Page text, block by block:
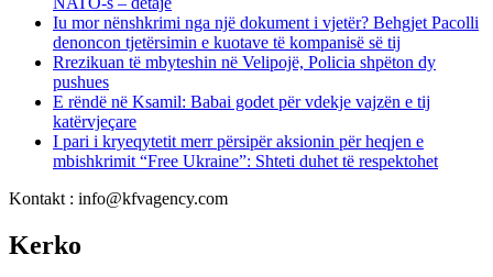
Iu mor nënshkrimi nga një dokument i vjetër? Behgjet Pacolli
denoncon tjetërsimin e kuotave të kompanisë së tij
Rrezikuan të mbyteshin në Velipojë, Policia shpëton dy
pushues
E rëndë në Ksamil: Babai godet për vdekje vajzën e tij
katërvjeçare
I pari i kryeqytetit merr përsipër aksionin për heqjen e
mbishkrimit “Free Ukraine”: Shteti duhet të respektohet
Kontakt : info@kfvagency.com
Kerko